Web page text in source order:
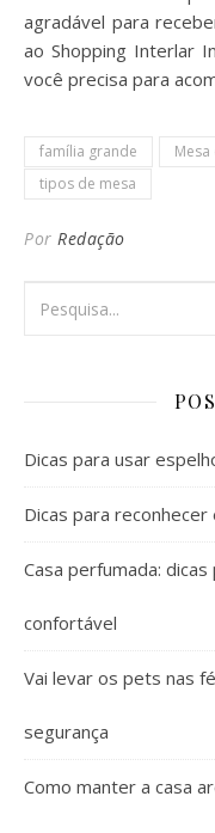
agradável para
ao Shopping Interlar
você precisa para
família grande
tipos de mesa
Por Redação
Dicas para usar
Dicas para
Casa perfumada:
confortável
Vai levar os pets nas
segurança
Como manter a casa